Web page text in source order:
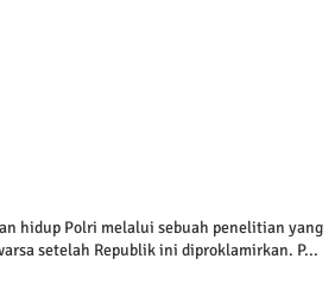
hidup Polri melalui sebuah penelitian yang
setelah Republik ini diproklamirkan. P...